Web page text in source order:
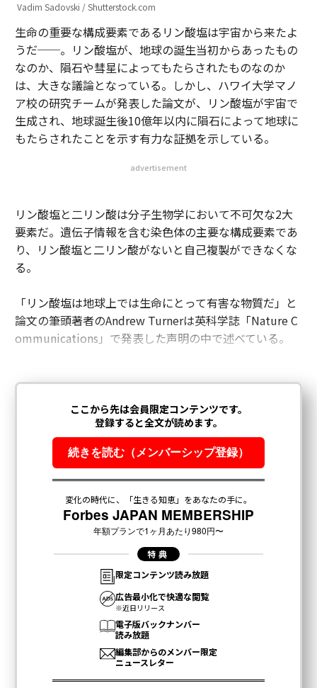
Vadim Sadovski / Shutterstock.com
生命の重要な構成要素であるリン酸塩は宇宙から来たよ
うだ──。リン酸塩が、地球の誕生当初からあったもの
なのか、隕石や彗星によってもたらされたものなのか
は、大きな議論となっている。しかし、ハワイ大学マノ
ア校の研究チームが発表した論文が、リン酸塩が宇宙で
生成され、地球誕生後10億年以内に隕石によって地球に
もたらされたことを示す有力な証拠を示している。
advertisement
リン酸塩と二リン酸は分子生物学において不可欠な2大
要素だ。遺伝子情報を含む染色体の主要な構成要素であ
り、リン酸塩と二リン酸がないと自己複製ができなくな
る。
「リン酸塩は地球上では生命にとって有害な物質だ」と
論文の筆頭著者のAndrew Turnerは英科学誌「Nature C
ommunications」で発表した声明の中で述べている。